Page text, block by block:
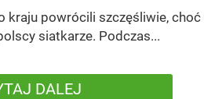
kraju powrócili szczęśliwie, choć
siatkarze. Podczas...
DALEJ